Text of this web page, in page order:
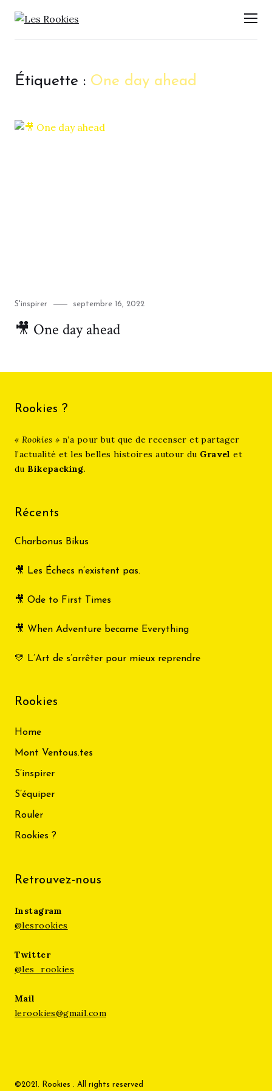
LES ROOKIES
Étiquette : One day ahead
Category
S'inspirer
Posted
septembre 16, 2022
🎥 One day ahead
Rookies ?
« Rookies »n’a pour but que de recenser et partager
l’actualité et les belles histoires autour du Gravel et
du Bikepacking.
Récents
Charbonus Bikus
🎥 Les Échecs n’existent pas.
🎥 Ode to First Times
🎥 When Adventure became Everything
💛 L’Art de s’arrêter pour mieux reprendre
Rookies
Home
Mont Ventous.tes
S’inspirer
S’équiper
Rouler
Rookies ?
Retrouvez-nous
Instagram
@lesrookies
Twitter
@les_rookies
Mail
lerookies@gmail.com
©2021. Rookies . All rights reserved